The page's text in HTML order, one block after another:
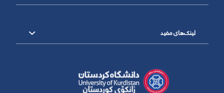
لینک‌های مفید